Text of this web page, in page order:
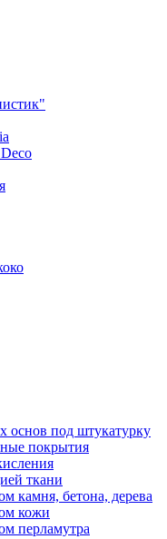
основ под штукатурку
покрытия
ткани
камня, бетона, дерева
кожи
перламутра